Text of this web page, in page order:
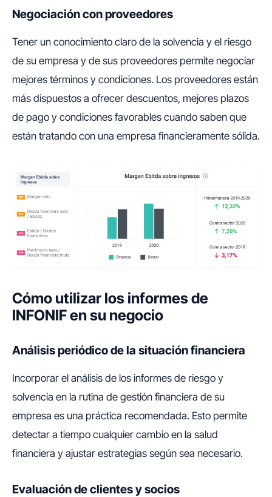
Negociación con proveedores
Tener un conocimiento claro de la solvencia y el riesgo
de su empresa y de sus proveedores permite negociar
mejores términos y condiciones. Los proveedores están
más dispuestos a ofrecer descuentos, mejores plazos
de pago y condiciones favorables cuando saben que
están tratando con una empresa financieramente sólida.
Cómo utilizar los informes de
INFONIF en su negocio
Análisis periódico de la situación financiera
Incorporar el análisis de los informes de riesgo y
solvencia en la rutina de gestión financiera de su
empresa es una práctica recomendada. Esto permite
detectar a tiempo cualquier cambio en la salud
financiera y ajustar estrategias según sea necesario.
Evaluación de clientes y socios